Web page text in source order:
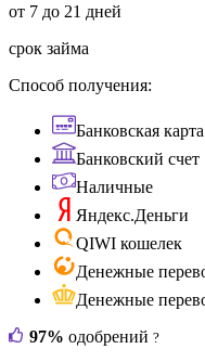
от 7 до 21 дней
срок займа
Способ получения:
Банковская карта
Банковский счет
Наличные
Яндекс.Деньги
QIWI кошелек
Денежные
Денежные
97% одобрений ?